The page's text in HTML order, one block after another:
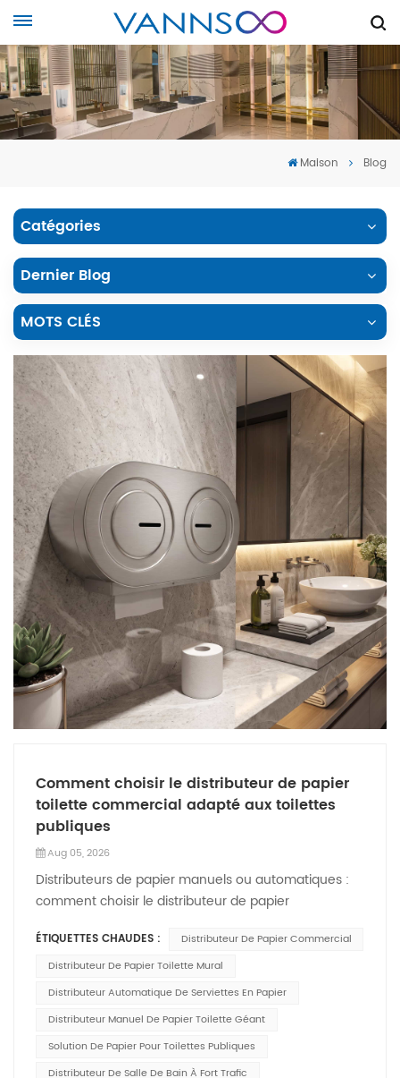
Maison Blog
Catégories
Dernier Blog
MOTS CLÉS
Comment choisir le distributeur de papier
toilette commercial adapté aux toilettes
publiques
Aug 05, 2026
Distributeurs de papier manuels ou automatiques :
comment choisir le distributeur de papier
description: Comparer le manuel et distributeurs
automatiques de papier commercialDécouvrez les
facteurs clés pour les toilettes publiques, les lieux à
centres commerciaux. Trouvez des distributeurs
muraux résistants pour essuie-mains et papier
toilette.Distributeurs de papier manuels ou
ÉTIQUETTES CHAUDES :
Distributeur De Papier Commercial
Distributeur De Papier Toilette Mural
Distributeur Automatique De Serviettes En Papier
Distributeur Manuel De Papier Toilette Géant
Solution De Papier Pour Toilettes Publiques
Distributeur De Salle De Bain À Fort Trafic